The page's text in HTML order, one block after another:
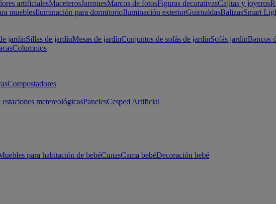
artificialesMaceterosJarronesMarcos de fotosFiguras decorativasCajitas y joyeros
mueblesIluminación para dormitorioIluminación exteriorGuirnaldasBalizasSmart
jardínSillas de jardínMesas de jardínConjuntos de sofás de jardínSofás jardínBancos
Columpios
Compostadores
metereológicasPanelesCesped Artificial
para habitación de bebéCunasCama bebéDecoración bebé